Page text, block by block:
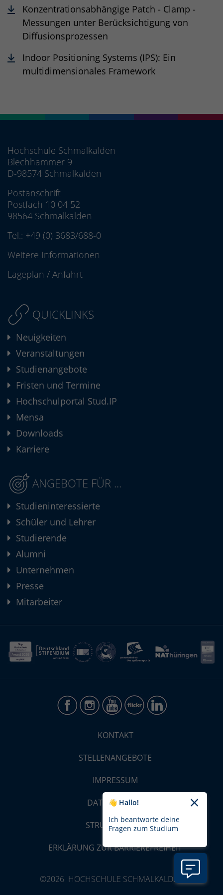
Konzentrationsabhängige Patch ‐ Clamp ‐
Messungen unter Berücksichtigung von
Diffusionsprozessen
Indoor Positioning Systems (IPS): Ein
multidimensionales Framework
Hochschule Schmalkalden
Blechhammer 9
D-98574 Schmalkalden
Postanschrift
Postfach 10 04 52
98564 Schmalkalden
Tel.: +49 (0) 3683/688-0
Weitere Informationen
Lageplan / Anfahrt
QUICKLINKS
Neuigkeiten
Veranstaltungen
Studienangebote
Fristen und Termine
Hochschulportal Stud.IP
Mensa
Downloads
Karriere
ANGEBOTE FÜR ...
Studieninteressierte
Schüler und Lehrer
Studierende
Alumni
Unternehmen
Presse
Mitarbeiter
KONTAKT
STELLENANGEBOTE
IMPRESSUM
DATENSCHUTZ
STRUKTUR-MAP
ERKLÄRUNG ZUR BARRIEREFREIHEIT
©2026 HOCHSCHULE SCHMALKALDEN
👋 Hallo!
Ich beantworte deine
Fragen zum Studium